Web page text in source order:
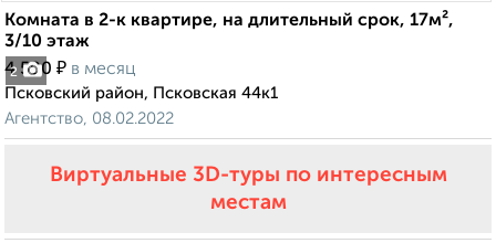
2
Комната в 2-к квартире, на длительный срок, 17м²,
3/10 этаж
4 500 ₽ в месяц
Псковский район, Псковская 44к1
Агентство, 08.02.2022
Виртуальные 3D-туры по интересным
местам